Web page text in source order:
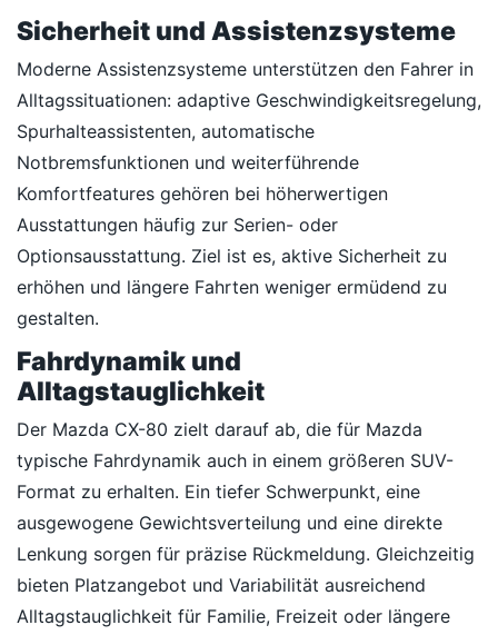
Sicherheit und Assistenzsysteme
Moderne Assistenzsysteme unterstützen den Fahrer in
Alltagssituationen: adaptive Geschwindigkeitsregelung,
Spurhalteassistenten, automatische
Notbremsfunktionen und weiterführende
Komfortfeatures gehören bei höherwertigen
Ausstattungen häufig zur Serien- oder
Optionsausstattung. Ziel ist es, aktive Sicherheit zu
erhöhen und längere Fahrten weniger ermüdend zu
gestalten.
Fahrdynamik und
Alltagstauglichkeit
Der Mazda CX-80 zielt darauf ab, die für Mazda
typische Fahrdynamik auch in einem größeren SUV-
Format zu erhalten. Ein tiefer Schwerpunkt, eine
ausgewogene Gewichtsverteilung und eine direkte
Lenkung sorgen für präzise Rückmeldung. Gleichzeitig
bieten Platzangebot und Variabilität ausreichend
Alltagstauglichkeit für Familie, Freizeit oder längere